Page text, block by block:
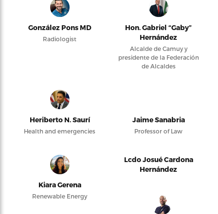
González Pons MD
Radiologist
Hon. Gabriel “Gaby”
Hernández
Alcalde de Camuy y
presidente de la Federación
de Alcaldes
Heriberto N. Saurí
Health and emergencies
Jaime Sanabria
Professor of Law
Kiara Gerena
Renewable Energy
Lcdo Josué Cardona
Hernández